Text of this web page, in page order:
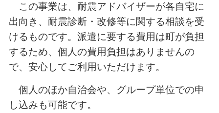
この事業は、耐震アドバイザーが各自宅に
出向き、耐震診断・改修等に関する相談を受
けるものです。派遣に要する費用は町が負担
するため、個人の費用負担はありませんの
で、安心してご利用いただけます。
個人のほか自治会や、グループ単位での申
し込みも可能です。